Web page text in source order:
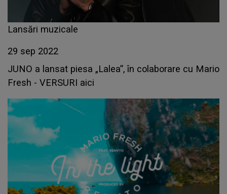
Lansări muzicale
29 sep 2022
JUNO a lansat piesa „Lalea”, în colaborare cu Mario
Fresh - VERSURI aici